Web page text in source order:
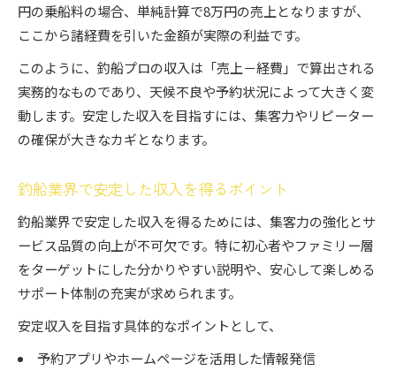
円の乗船料の場合、単純計算で8万円の売上となりますが、
ここから諸経費を引いた金額が実際の利益です。
このように、釣船プロの収入は「売上－経費」で算出される
実務的なものであり、天候不良や予約状況によって大きく変
動します。安定した収入を目指すには、集客力やリピーター
の確保が大きなカギとなります。
釣船業界で安定した収入を得るポイント
釣船業界で安定した収入を得るためには、集客力の強化とサ
ービス品質の向上が不可欠です。特に初心者やファミリー層
をターゲットにした分かりやすい説明や、安心して楽しめる
サポート体制の充実が求められます。
安定収入を目指す具体的なポイントとして、
予約アプリやホームページを活用した情報発信